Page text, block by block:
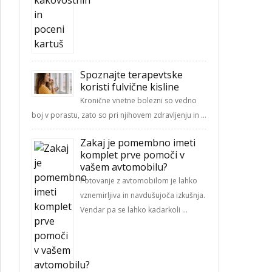
Spoznajte terapevtske
koristi fulvične kisline
Kronične vnetne bolezni so vedno
boj v porastu, zato so pri njihovem zdravljenju in …
Zakaj je pomembno imeti
komplet prve pomoči v
vašem avtomobilu?
Potovanje z avtomobilom je lahko
vznemirljiva in navdušujoča izkušnja.
Vendar pa se lahko kadarkoli …